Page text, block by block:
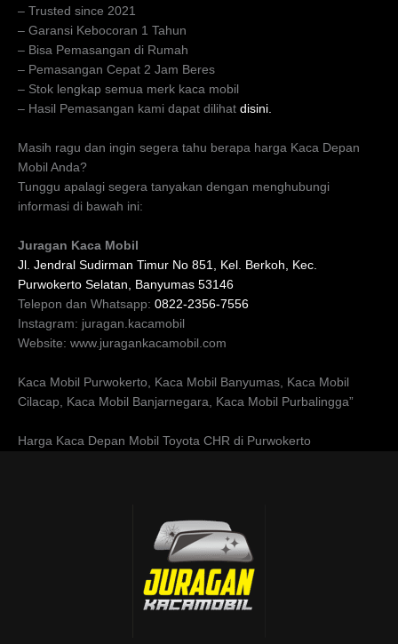
– Trusted since 2021
– Garansi Kebocoran 1 Tahun
– Bisa Pemasangan di Rumah
– Pemasangan Cepat 2 Jam Beres
– Stok lengkap semua merk kaca mobil
– Hasil Pemasangan kami dapat dilihat disini.
Masih ragu dan ingin segera tahu berapa harga Kaca Depan
Mobil Anda?
Tunggu apalagi segera tanyakan dengan menghubungi
informasi di bawah ini:
Juragan Kaca Mobil
Jl. Jendral Sudirman Timur No 851, Kel. Berkoh, Kec.
Purwokerto Selatan, Banyumas 53146
Telepon dan Whatsapp: 0822-2356-7556
Instagram: juragan.kacamobil
Website: www.juragankacamobil.com
Kaca Mobil Purwokerto, Kaca Mobil Banyumas, Kaca Mobil
Cilacap, Kaca Mobil Banjarnegara, Kaca Mobil Purbalingga”
Harga Kaca Depan Mobil Toyota CHR di Purwokerto